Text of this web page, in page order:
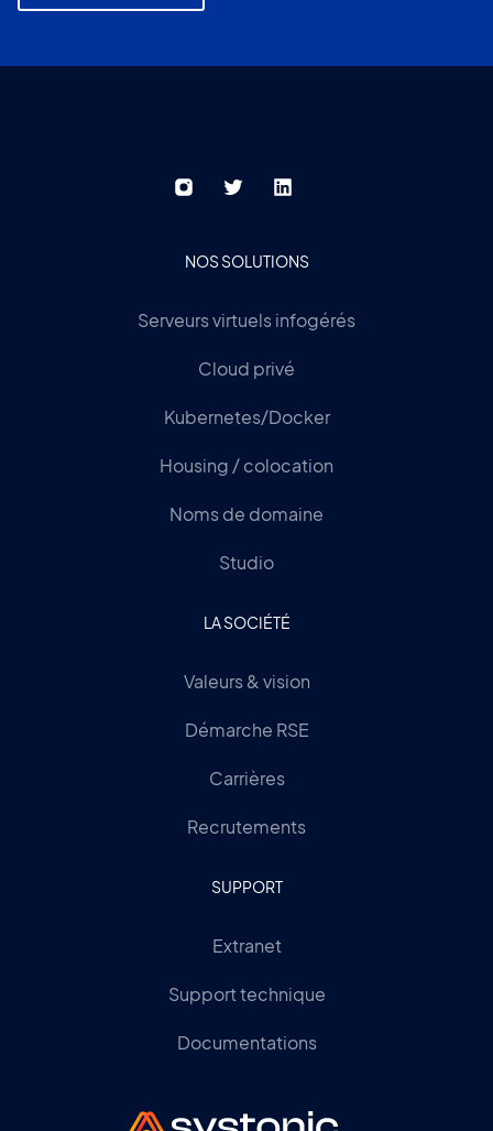
NOS SOLUTIONS
Serveurs virtuels infogérés
Cloud privé
Kubernetes/Docker
Housing / colocation
Noms de domaine
Studio
LA SOCIÉTÉ
Valeurs & vision
Démarche RSE
Carrières
Recrutements
SUPPORT
Extranet
Support technique
Documentations